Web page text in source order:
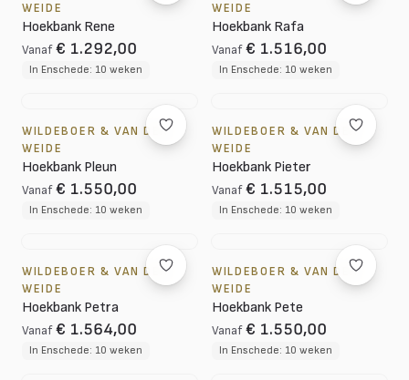
WEIDE
Hoekbank Rene
Vanaf € 1.292,00
In Enschede: 10 weken
WEIDE
Hoekbank Rafa
Vanaf € 1.516,00
In Enschede: 10 weken
WILDEBOER & VAN DER
WEIDE
Hoekbank Pleun
Vanaf € 1.550,00
In Enschede: 10 weken
WILDEBOER & VAN DER
WEIDE
Hoekbank Pieter
Vanaf € 1.515,00
In Enschede: 10 weken
WILDEBOER & VAN DER
WEIDE
Hoekbank Petra
Vanaf € 1.564,00
In Enschede: 10 weken
WILDEBOER & VAN DER
WEIDE
Hoekbank Pete
Vanaf € 1.550,00
In Enschede: 10 weken